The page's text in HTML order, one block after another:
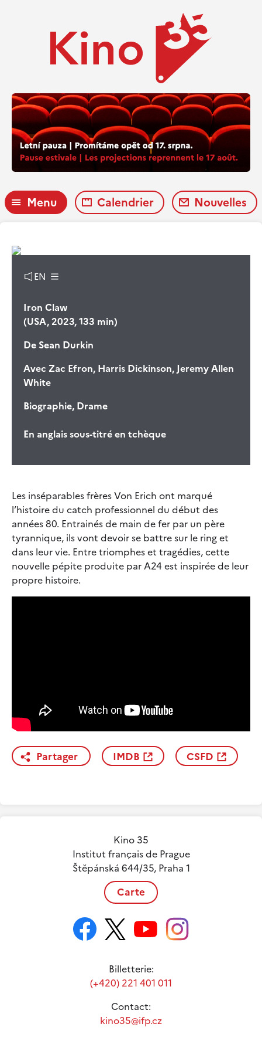
Menu Calendrier Nouvelles
EN
Iron Claw
(USA, 2023, 133 min)
De Sean Durkin
Avec Zac Efron, Harris Dickinson, Jeremy Allen
White
Biographie, Drame
En anglais sous-titré en tchèque
Les inséparables frères Von Erich ont marqué
l’histoire du catch professionnel du début des
années 80. Entrainés de main de fer par un père
tyrannique, ils vont devoir se battre sur le ring et
dans leur vie. Entre triomphes et tragédies, cette
nouvelle pépite produite par A24 est inspirée de leur
propre histoire.
Partager IMDB CSFD
Kino 35
Institut français de Prague
Štěpánská 644/35, Praha 1
Carte
Billetterie:
(+420) 221 401 011
Contact:
kino35@ifp.cz